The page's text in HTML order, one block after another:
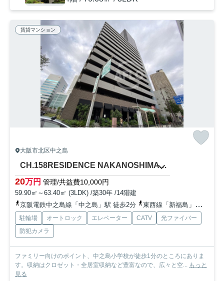
賃貸マンション
大阪市北区中之島
CH.158RESIDENCE NAKANOSHIMA 中之島小学校区
20万円 管理/共益費10,000円
59.90㎡～63.40㎡ (3LDK) /築30年 /14階建
京阪電鉄中之島線「中之島」駅 徒歩2分
東西線「新福島」駅 徒歩10分
駐輪場 オートロック エレベーター CATV
光ファイバー
防犯カメラ
ファミリー向けのポイント、中之島小学校が徒歩1分のところにありま
す。収納はクロゼット・全居室収納など豊富なので、広々と空... もっと
見る